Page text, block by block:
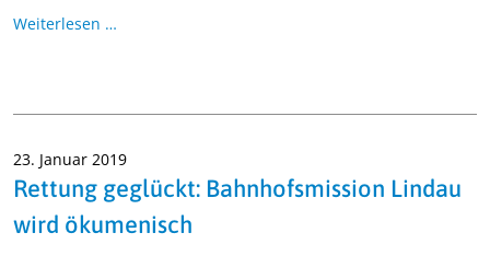
Weiterlesen …
23. Januar 2019
Rettung geglückt: Bahnhofsmission Lindau
wird ökumenisch